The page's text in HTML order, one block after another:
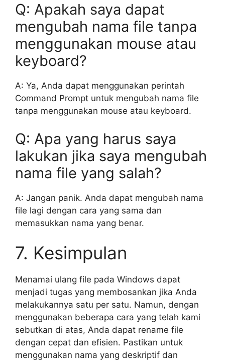
Q: Apakah saya dapat
mengubah nama file tanpa
menggunakan mouse atau
keyboard?
A: Ya, Anda dapat menggunakan perintah
Command Prompt untuk mengubah nama file
tanpa menggunakan mouse atau keyboard.
Q: Apa yang harus saya
lakukan jika saya mengubah
nama file yang salah?
A: Jangan panik. Anda dapat mengubah nama
file lagi dengan cara yang sama dan
memasukkan nama yang benar.
7. Kesimpulan
Menamai ulang file pada Windows dapat
menjadi tugas yang membosankan jika Anda
melakukannya satu per satu. Namun, dengan
menggunakan beberapa cara yang telah kami
sebutkan di atas, Anda dapat rename file
dengan cepat dan efisien. Pastikan untuk
menggunakan nama yang deskriptif dan